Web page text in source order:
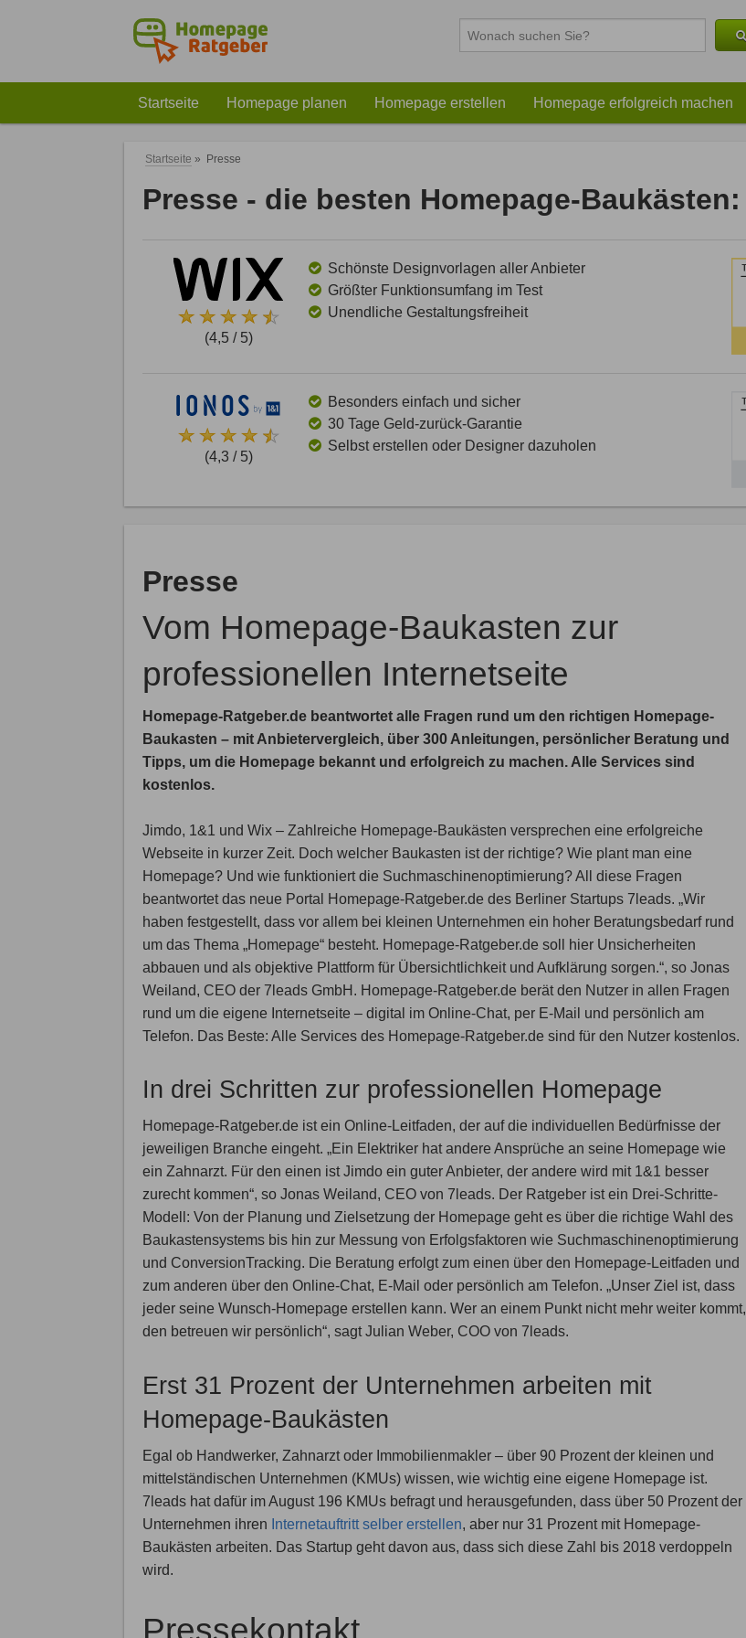
Startseite Homepage planen Homepage erstellen Homepage erfolgreich machen
Startseite » Presse
Presse - die besten Homepage-Baukästen:
(4,5 / 5)
Schönste Designvorlagen aller Anbieter
Größter Funktionsumfang im Test
Unendliche Gestaltungsfreiheit
(4,3 / 5)
Besonders einfach und sicher
30 Tage Geld-zurück-Garantie
Selbst erstellen oder Designer dazuholen
Presse
Vom Homepage-Baukasten zur
professionellen Internetseite
Homepage-Ratgeber.de beantwortet alle Fragen rund um den richtigen Homepage-
Baukasten – mit Anbietervergleich, über 300 Anleitungen, persönlicher Beratung und
Tipps, um die Homepage bekannt und erfolgreich zu machen. Alle Services sind
kostenlos.
Jimdo, 1&1 und Wix – Zahlreiche Homepage-Baukästen versprechen eine erfolgreiche
Webseite in kurzer Zeit. Doch welcher Baukasten ist der richtige? Wie plant man eine
Homepage? Und wie funktioniert die Suchmaschinenoptimierung? All diese Fragen
beantwortet das neue Portal Homepage-Ratgeber.de des Berliner Startups 7leads. „Wir
haben festgestellt, dass vor allem bei kleinen Unternehmen ein hoher Beratungsbedarf rund
um das Thema „Homepage“ besteht. Homepage-Ratgeber.de soll hier Unsicherheiten
abbauen und als objektive Plattform für Übersichtlichkeit und Aufklärung sorgen.“, so Jonas
Weiland, CEO der 7leads GmbH. Homepage-Ratgeber.de berät den Nutzer in allen Fragen
rund um die eigene Internetseite – digital im Online-Chat, per E-Mail und persönlich am
Telefon. Das Beste: Alle Services des Homepage-Ratgeber.de sind für den Nutzer kostenlos.
In drei Schritten zur professionellen Homepage
Homepage-Ratgeber.de ist ein Online-Leitfaden, der auf die individuellen Bedürfnisse der
jeweiligen Branche eingeht. „Ein Elektriker hat andere Ansprüche an seine Homepage wie
ein Zahnarzt. Für den einen ist Jimdo ein guter Anbieter, der andere wird mit 1&1 besser
zurecht kommen“, so Jonas Weiland, CEO von 7leads. Der Ratgeber ist ein Drei-Schritte-
Modell: Von der Planung und Zielsetzung der Homepage geht es über die richtige Wahl des
Baukastensystems bis hin zur Messung von Erfolgsfaktoren wie Suchmaschinenoptimierung
und ConversionTracking. Die Beratung erfolgt zum einen über den Homepage-Leitfaden und
zum anderen über den Online-Chat, E-Mail oder persönlich am Telefon. „Unser Ziel ist, dass
jeder seine Wunsch-Homepage erstellen kann. Wer an einem Punkt nicht mehr weiter kommt,
den betreuen wir persönlich“, sagt Julian Weber, COO von 7leads.
Erst 31 Prozent der Unternehmen arbeiten mit
Homepage-Baukästen
Egal ob Handwerker, Zahnarzt oder Immobilienmakler – über 90 Prozent der kleinen und
mittelständischen Unternehmen (KMUs) wissen, wie wichtig eine eigene Homepage ist.
7leads hat dafür im August 196 KMUs befragt und herausgefunden, dass über 50 Prozent der
Unternehmen ihren Internetauftritt selber erstellen, aber nur 31 Prozent mit Homepage-
Baukästen arbeiten. Das Startup geht davon aus, dass sich diese Zahl bis 2018 verdoppeln
wird.
Pressekontakt